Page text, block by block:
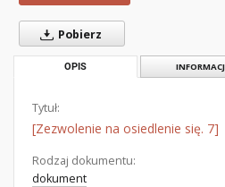
Pobierz
OPIS
Tytuł:
[Zezwolenie na osiedlenie się. 7]
Rodzaj dokumentu:
dokument